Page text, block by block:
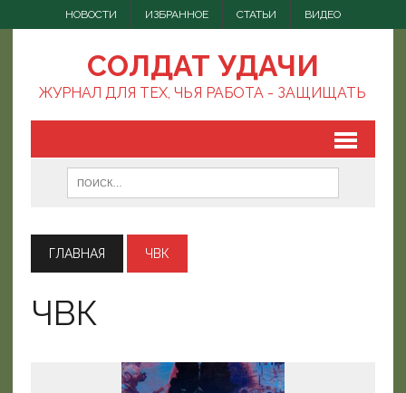
НОВОСТИ ИЗБРАННОЕ СТАТЬИ ВИДЕО
СОЛДАТ УДАЧИ
ЖУРНАЛ ДЛЯ ТЕХ, ЧЬЯ РАБОТА - ЗАЩИЩАТЬ
ГЛАВНАЯ ЧВК
ЧВК